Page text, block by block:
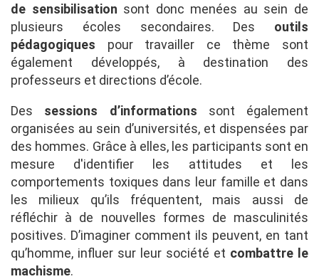
de sensibilisation sont donc menées au sein de
plusieurs écoles secondaires. Des outils
pédagogiques pour travailler ce thème sont
également développés, à destination des
professeurs et directions d’école.
Des sessions d’informations sont également
organisées au sein d’universités, et dispensées par
des hommes. Grâce à elles, les participants sont en
mesure d'identifier les attitudes et les
comportements toxiques dans leur famille et dans
les milieux qu’ils fréquentent, mais aussi de
réfléchir à de nouvelles formes de masculinités
positives. D’imaginer comment ils peuvent, en tant
qu’homme, influer sur leur société et combattre le
machisme.